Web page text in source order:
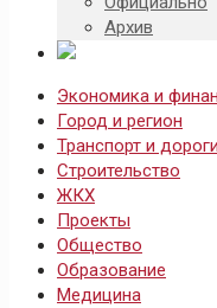
Архив
Экономика и
Город и регион
Транспорт и дороги
Строительство
ЖКХ
Проекты
Общество
Образование
Медицина